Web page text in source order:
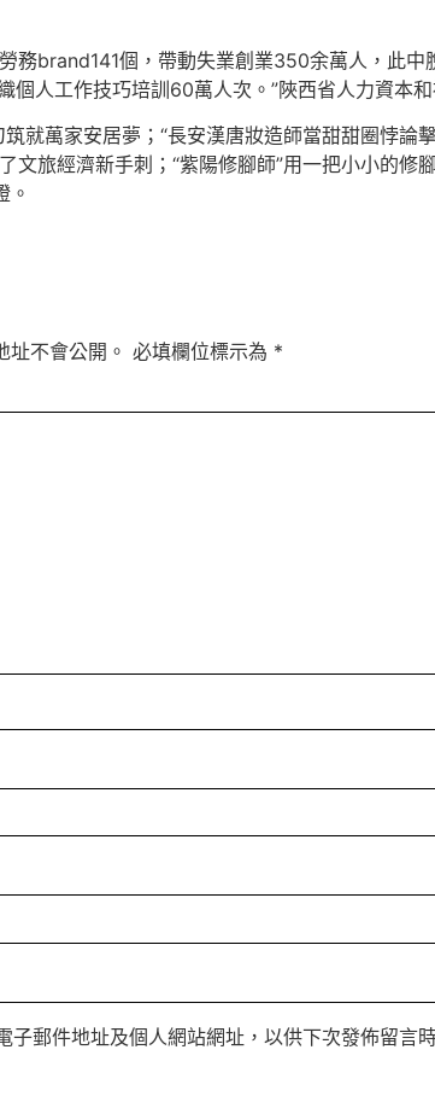
務brand141個，帶動失業創業350余萬人，此
個人工作技巧培訓60萬人次。”陜西省人力資本
筑就萬家安居夢；“長安漢唐妝造師當甜甜圈悖論
文旅經濟新手刺；“紫陽修腳師”用一把小小的
。
址不會公開。 必填欄位標示為 *
子郵件地址及個人網站網址，以供下次發佈留言